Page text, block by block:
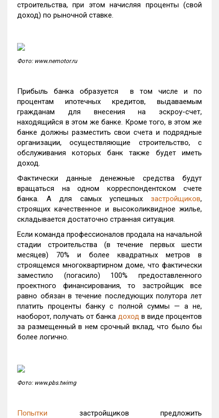
строительства, при этом начисляя проценты (свой
доход) по рыночной ставке.
Фото: www.nemotor.ru
Прибыль банка образуется в том числе и по
процентам ипотечных кредитов, выдаваемым
гражданам для внесения на эскроу-счет,
находящийся в этом же банке. Кроме того, в этом же
банке должны разместить свои счета и подрядные
организации, осуществляющие строительство, с
обслуживания которых банк также будет иметь
доход.
Фактически данные денежные средства будут
вращаться на одном корреспондентском счете
банка. А для самых успешных застройщиков,
строящих качественное и высоколиквидное жилье,
складывается достаточно странная ситуация.
Если команда профессионалов продала на начальной
стадии строительства (в течение первых шести
месяцев) 70% и более квадратных метров в
строящемся многоквартирном доме, что фактически
заместило (погасило) 100% предоставленного
проектного финансирования, то застройщик все
равно обязан в течение последующих полутора лет
платить проценты банку с полной суммы — а не,
наоборот, получать от банка доход в виде процентов
за размещенный в нем срочный вклад, что было бы
более логично.
Фото: www.pbs.twimg
Попытки застройщиков предложить